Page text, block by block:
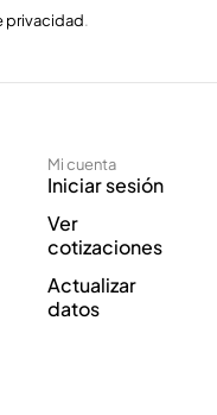
privacidad.
Mi cuenta
Iniciar sesión
Ver
cotizaciones
Actualizar
datos